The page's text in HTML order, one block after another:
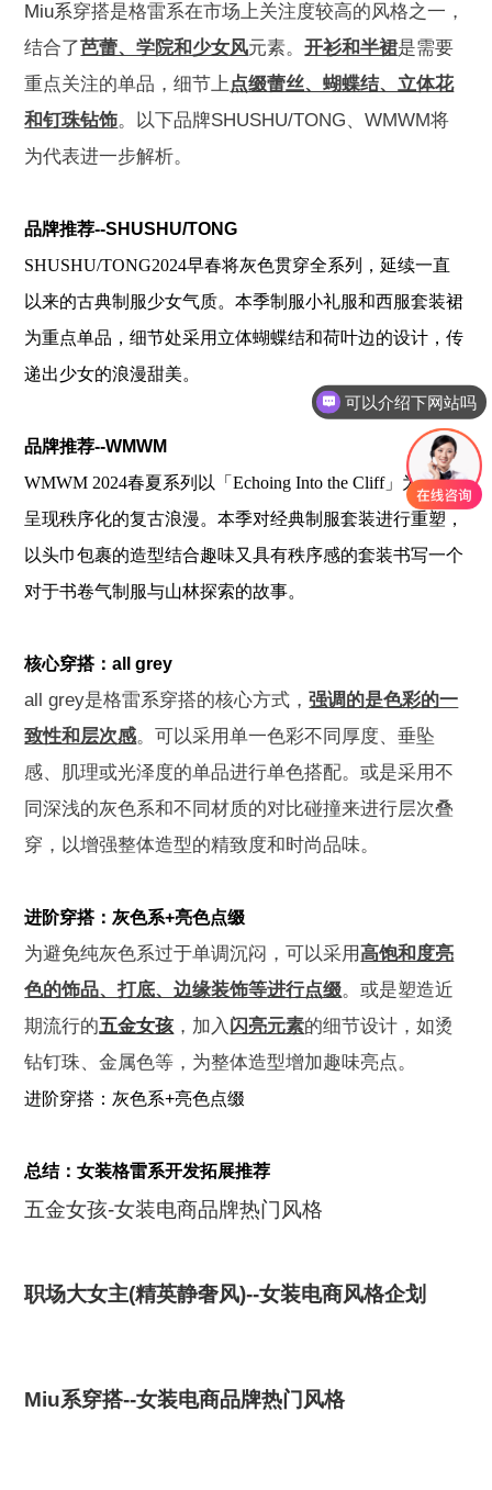
Miu系穿搭是格雷系在市场上关注度较高的风格之一，
结合了芭蕾、学院和少女风元素。开衫和半裙是需要
重点关注的单品，细节上点缀蕾丝、蝴蝶结、立体花
和钉珠钻饰。以下品牌SHUSHU/TONG、WMWM将
为代表进一步解析。
品牌推荐--SHUSHU/TONG
SHUSHU/TONG2024早春将灰色贯穿全系列，延续一直
以来的古典制服少女气质。本季制服小礼服和西服套装裙
为重点单品，细节处采用立体蝴蝶结和荷叶边的设计，传
递出少女的浪漫甜美。
品牌推荐--WMWM
WMWM 2024春夏系列以「Echoing Into the Cliff」为题，
呈现秩序化的复古浪漫。本季对经典制服套装进行重塑，
以头巾包裹的造型结合趣味又具有秩序感的套装书写一个
对于书卷气制服与山林探索的故事。
核心穿搭：all grey
all grey是格雷系穿搭的核心方式，强调的是色彩的一
致性和层次感。可以采用单一色彩不同厚度、垂坠
感、肌理或光泽度的单品进行单色搭配。或是采用不
同深浅的灰色系和不同材质的对比碰撞来进行层次叠
穿，以增强整体造型的精致度和时尚品味。
进阶穿搭：灰色系+亮色点缀
为避免纯灰色系过于单调沉闷，可以采用 高饱和度亮
色的饰品、打底、边缘装饰等进行点缀。或是塑造近
期流行的五金女孩 ，加入 闪亮元素的细节设计，如烫
钻钉珠、金属色等，为整体造型增加趣味亮点。
进阶穿搭：灰色系+亮色点缀
总结：女装格雷系开发拓展推荐
五金女孩-女装电商品牌热门风格
职场大女主(精英静奢风)--女装电商风格企划
Miu系穿搭--女装电商品牌热门风格
可以介绍下网站吗